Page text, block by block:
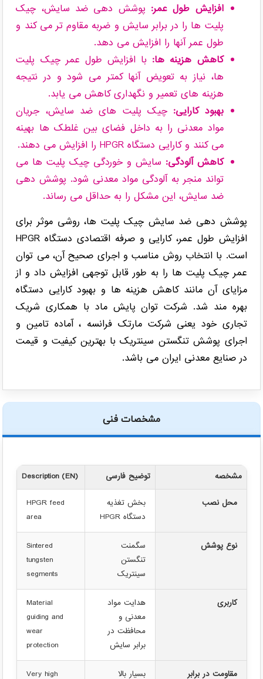
افزایش طول عمر: پوشش دهی ضد سایش، چیک
پلیت ها را در برابر سایش و ضربه مقاوم تر می کند و
طول عمر آنها را افزایش می دهد.
کاهش هزینه ها: با افزایش طول عمر چیک پلیت
ها، نیاز به تعویض آنها کمتر می شود و در نتیجه
هزینه های تعمیر و نگهداری کاهش می یابد.
بهبود کارایی: چیک پلیت های ضد سایش، جریان
مواد معدنی را به داخل فضای بین غلطک ها بهینه
می کنند و کارایی دستگاه HPGR را افزایش می دهند.
کاهش آلودگی: سایش و خوردگی چیک پلیت ها می
تواند منجر به آلودگی مواد معدنی شود. پوشش دهی
ضد سایش، این مشکل را به حداقل می رساند.
پوشش دهی ضد سایش چیک پلیت ها، روشی موثر برای
افزایش طول عمر، کارایی و صرفه اقتصادی دستگاه HPGR
است. با انتخاب روش مناسب و اجرای صحیح آن، می توان
عمر چیک پلیت ها را به طور قابل توجهی افزایش داد و از
مزایای آن مانند کاهش هزینه ها و بهبود کارایی دستگاه
بهره مند شد. شرکت توان پایش ماد با همکاری شریک
تجاری خود یعنی شرکت مارتک فرانسه ، آماده تامین و
اجرای پوشش تنگستن سینتریک با بهترین کیفیت و قیمت
در صنایع معدنی ایران می باشد.
مشخصات فنی
مشخصه توضیح فارسی
Description (EN)
محل نصب
بخش تغذیه
دستگاه HPGR
HPGR feed
area
نوع پوشش
سگمنت
تنگستن
سینتریک
Sintered
tungsten
segments
کاربری
هدایت مواد
معدنی و
محافظت در
برابر سایش
Material
guiding and
wear
protection
مقاومت در برابر بسیار بالا Very high